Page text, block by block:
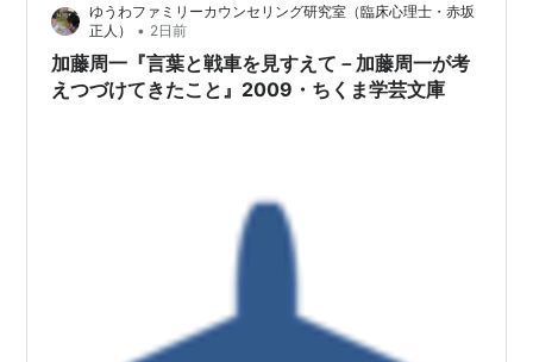
ゆうわファミリーカウンセリング研究室（臨床心理士・赤坂
正人）
• 2日前
加藤周一『言葉と戦車を見すえて－加藤周一が考
えつづけてきたこと』2009・ちくま学芸文庫